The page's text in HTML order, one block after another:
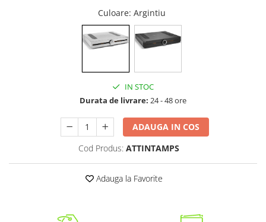
Culoare: Argintiu
IN STOC
Durata de livrare: 24 - 48 ore
ADAUGA IN COS
Cod Produs: ATTINTAMPS
Adauga la Favorite